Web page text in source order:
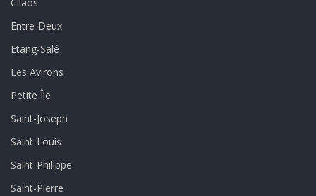
Entre-Deux
Etang-Salé
Les Avirons
Petite Île
Saint-Joseph
Saint-Louis
Saint-Philippe
Saint-Pierre